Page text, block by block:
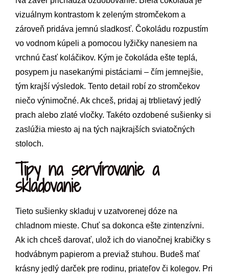
vizuálnym kontrastom k zeleným stromčekom a
zároveň pridáva jemnú sladkosť. Čokoládu rozpustím
vo vodnom kúpeli a pomocou lyžičky nanesiem na
vrchnú časť koláčikov. Kým je čokoláda ešte teplá,
posypem ju nasekanými pistáciami – čím jemnejšie,
tým krajší výsledok. Tento detail robí zo stromčekov
niečo výnimočné. Ak chceš, pridaj aj trblietavý jedlý
prach alebo zlaté vločky. Takéto ozdobené sušienky si
zaslúžia miesto aj na tých najkrajších sviatočných
stoloch.
Tipy na servírovanie a
skladovanie
Tieto sušienky skladuj v uzatvorenej dóze na
chladnom mieste. Chuť sa dokonca ešte zintenzívni.
Ak ich chceš darovať, ulož ich do vianočnej krabičky s
hodvábnym papierom a previaž stuhou. Budeš mať
krásny jedlý darček pre rodinu, priateľov či kolegov. Pri